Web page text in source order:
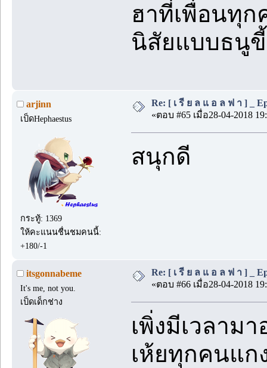
ฮาที่เพื่อนทุ
นิสัยแบบธนู
arjinn
เป็ดHephaestus
กระทู้: 1369
ให้คะแนนชื่นชมคนนี้:
+180/-1
Re: [ เ รี ย ล แ อ ล ฟ า ] _
«ตอบ #65 เมื่อ28-04-2018
สนุกดี
itsgonnabeme
It's me, not you.
เป็ดเด็กช่าง
Re: [ เ รี ย ล แ อ ล ฟ า ] _
«ตอบ #66 เมื่อ28-04-2018
เพิ่งมีเวลาม
เห้ยทุกคนแ